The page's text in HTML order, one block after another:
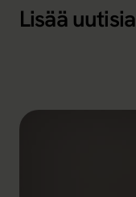
Lisää uutisia